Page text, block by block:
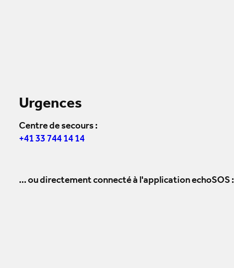
Urgences
Centre de secours :
+41 33 744 14 14
... ou directement connecté à l'application echoSOS :